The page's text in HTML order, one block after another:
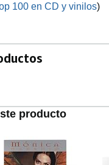
100 en CD y vinilos)
producto